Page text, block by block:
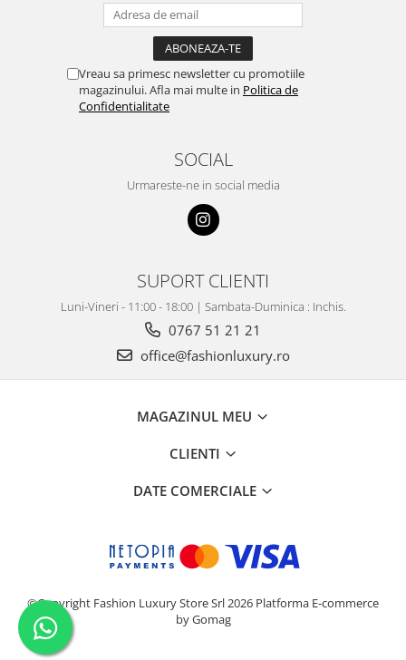
Vreau sa primesc newsletter cu promotiile
magazinului. Afla mai multe in Politica de
Confidentialitate
SOCIAL
Urmareste-ne in social media
SUPORT CLIENTI
Luni-Vineri - 11:00 - 18:00 | Sambata-Duminica : Inchis.
0767 51 21 21
office@fashionluxury.ro
MAGAZINUL MEU
CLIENTI
DATE COMERCIALE
©Copyright Fashion Luxury Store Srl 2026 Platforma E-commerce
by Gomag